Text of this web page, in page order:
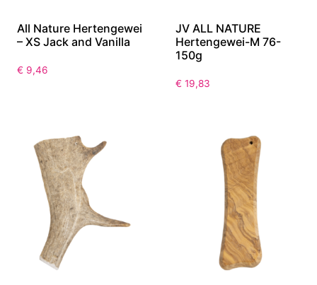
All Nature Hertengewei
– XS Jack and Vanilla
€ 9,46
JV ALL NATURE
Hertengewei-M 76-
150g
€ 19,83